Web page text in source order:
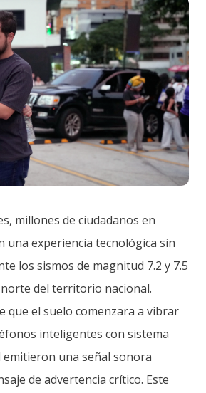
millones de ciudadanos en
una experiencia tecnológica sin
los sismos de magnitud 7.2 y 7.5
del territorio nacional.
que el suelo comenzara a vibrar
inteligentes con sistema
una señal sonora
de advertencia crítico. Este